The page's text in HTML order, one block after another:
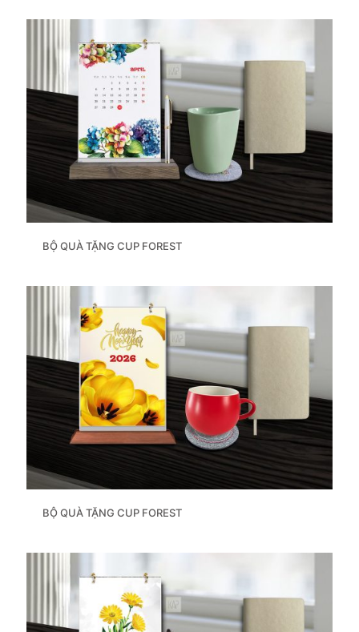
BỘ QUÀ TẶNG CUP FOREST
BỘ QUÀ TẶNG CUP FOREST